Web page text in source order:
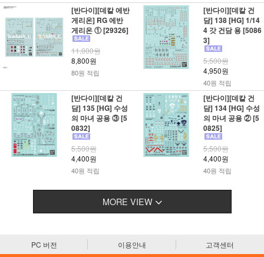
[반다이][데칼 에반
게리온] RG 에반
게리온 ① [29326]
11,000원
8,800원
80원 적립
[반다이][데칼 건
담] 138 [HG] 1/14
4 갓 건담 용 [5086
3]
5,500원
4,950원
40원 적립
[반다이][데칼 건
담] 135 [HG] 수성
의 마녀 공용 ③ [5
0832]
5,500원
4,400원
40원 적립
[반다이][데칼 건
담] 134 [HG] 수성
의 마녀 공용 ② [5
0825]
5,500원
4,400원
40원 적립
MORE VIEW
PC 버전 이용안내 고객센터